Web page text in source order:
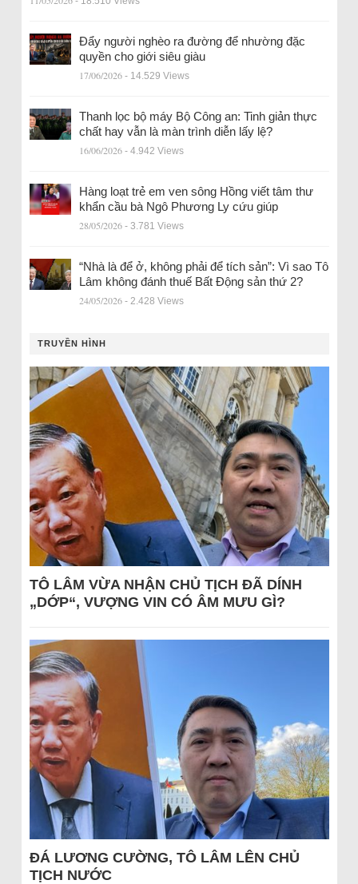
Đẩy người nghèo ra đường để nhường đặc
quyền cho giới siêu giàu
17/06/2026 - 14.529 Views
Thanh lọc bộ máy Bộ Công an: Tinh giản thực
chất hay vẫn là màn trình diễn lấy lệ?
16/06/2026 - 4.942 Views
Hàng loạt trẻ em ven sông Hồng viết tâm thư
khẩn cầu bà Ngô Phương Ly cứu giúp
28/05/2026 - 3.781 Views
“Nhà là để ở, không phải để tích sản”: Vì sao Tô
Lâm không đánh thuế Bất Động sản thứ 2?
24/05/2026 - 2.428 Views
TRUYỀN HÌNH
TÔ LÂM VỪA NHẬN CHỦ TỊCH ĐÃ DÍNH
„DỚP“, VƯỢNG VIN CÓ ÂM MƯU GÌ?
ĐÁ LƯƠNG CƯỜNG, TÔ LÂM LÊN CHỦ
TỊCH NƯỚC